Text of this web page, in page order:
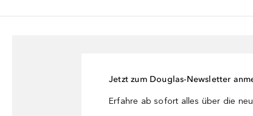
Jetzt zum Douglas-Newsletter
Erfahre ab sofort alles über die